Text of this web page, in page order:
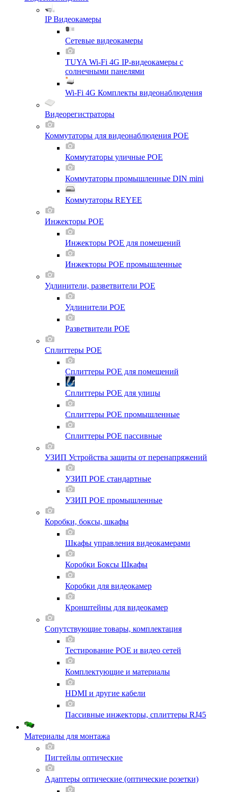
IP Видеокамеры
Сетевые видеокамеры
TUYA Wi-Fi 4G IP-видеокамеры с
солнечными панелями
Wi-Fi 4G Комплекты видеонаблюдения
Видеорегистраторы
Коммутаторы для видеонаблюдения POE
Коммутаторы уличные POE
Коммутаторы промышленные DIN mini
Коммутаторы REYEE
Инжекторы POE
Инжекторы POE для помещений
Инжекторы POE промышленные
Удлинители, разветвители POE
Удлинители POE
Разветвители POE
Сплиттеры POE
Сплиттеры POE для помещений
Сплиттеры POE для улицы
Сплиттеры POE промышленные
Сплиттеры POE пассивные
УЗИП Устройства защиты от перенапряжений
УЗИП POE стандартные
УЗИП POE промышленные
Коробки, боксы, шкафы
Шкафы управления видеокамерами
Коробки Боксы Шкафы
Коробки для видеокамер
Кронштейны для видеокамер
Сопутствующие товары, комплектация
Тестирование POE и видео сетей
Комплектующие и материалы
HDMI и другие кабели
Пассивные инжекторы, сплиттеры RJ45
Материалы для монтажа
Пигтейлы оптические
Адаптеры оптические (оптические розетки)